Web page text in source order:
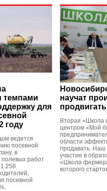
для
году
ведется
посевной
в
полевых работ
258
посевной
научат
Вторая «Школа
центром «Мой
области
продавать. Наш
участие в
«Школа
которого